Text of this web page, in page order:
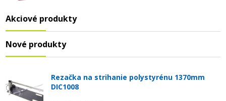
Akciové produkty
Nové produkty
Rezačka na strihanie polystyrénu 1370mm
DIC1008